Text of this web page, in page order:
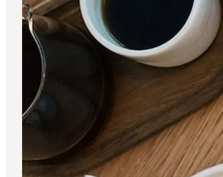
Übernachtung